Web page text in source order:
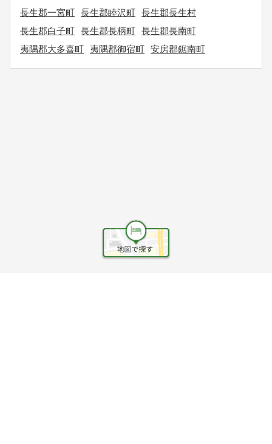
長生郡一宮町 長生郡睦沢町 長生郡長生村
長生郡白子町 長生郡長柄町 長生郡長南町
夷隅郡大多喜町 夷隅郡御宿町 安房郡鋸南町